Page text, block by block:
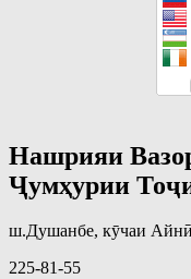
Нашрияи
Ҷумҳурии
ш.Душанбе, кӯчаи
225-81-55